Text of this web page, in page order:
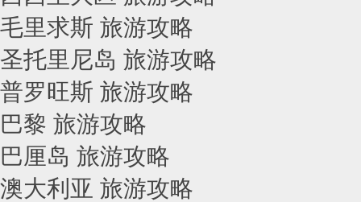
毛里求斯 旅游攻略
圣托里尼岛 旅游攻略
普罗旺斯 旅游攻略
巴黎 旅游攻略
巴厘岛 旅游攻略
澳大利亚 旅游攻略